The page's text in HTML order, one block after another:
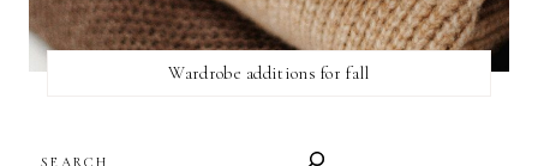
Wardrobe additions for fall